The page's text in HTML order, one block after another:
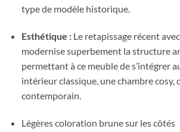
type de modèle historique.
Esthétique :Le retapissage récent
modernise superbement la structure
permettant à ce meuble de s’intégrer
intérieur classique, une chambre cosy,
contemporain.
Légères coloration brune sur les côtés